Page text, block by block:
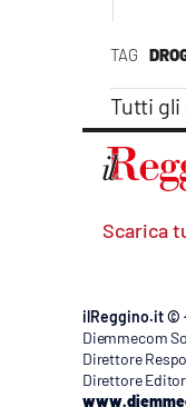
TAG
Tutti gli
Scarica
ilReggino.it ©
Diemmecom
Direttore
Direttore